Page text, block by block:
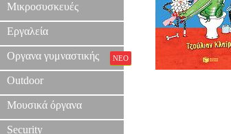
Μικροσυσκευές
Εργαλεία
Οργανα γυμναστικής ΝΕΟ
Outdoor
Μουσικά όργανα
Security